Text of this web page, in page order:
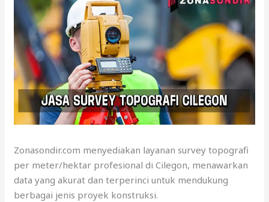
Zonasondir.com menyediakan layanan survey topografi
per meter/hektar profesional di Cilegon, menawarkan
data yang akurat dan terperinci untuk mendukung
berbagai jenis proyek konstruksi.